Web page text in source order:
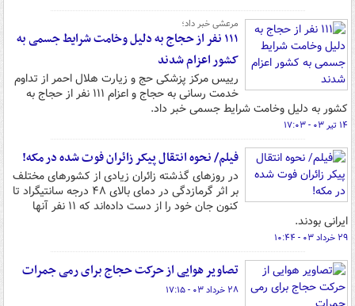
مرعشی خبر داد؛
۱۱۱ نفر از حجاج به دلیل وخامت شرایط جسمی‌ به
کشور اعزام شدند
رییس مرکز پزشکی حج و زیارت هلال احمر از تداوم
خدمت رسانی به حجاج و اعزام ۱۱۱ نفر از حجاج به
کشور به دلیل وخامت شرایط جسمی خبر داد.
۱۴ تیر ۰۳ - ۱۷:۰۳
فیلم/ نحوه انتقال پیکر زائران فوت شده در مکه!
در روزهای گذشته زائران زیادی از کشورهای مختلف
بر اثر گرمازدگی در دمای بالای ۴۸ درجه سانتیگراد تا
کنون جان خود را از دست داده‌اند که ۱۱ نفر آنها
ایرانی بودند.
۲۹ خرداد ۰۳ - ۱۰:۴۴
تصاویر هوایی از حرکت حجاج برای رمی جمرات
۲۸ خرداد ۰۳ - ۱۷:۱۵